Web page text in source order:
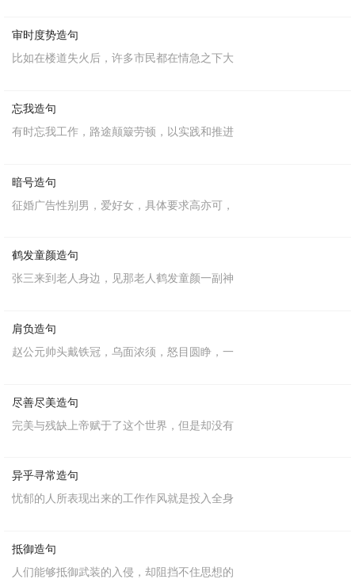
审时度势造句
比如在楼道失火后，许多市民都在情急之下大
忘我造句
有时忘我工作，路途颠簸劳顿，以实践和推进
暗号造句
征婚广告性别男，爱好女，具体要求高亦可，
鹤发童颜造句
张三来到老人身边，见那老人鹤发童颜一副神
肩负造句
赵公元帅头戴铁冠，乌面浓须，怒目圆睁，一
尽善尽美造句
完美与残缺上帝赋于了这个世界，但是却没有
异乎寻常造句
忧郁的人所表现出来的工作作风就是投入全身
抵御造句
人们能够抵御武装的入侵，却阻挡不住思想的